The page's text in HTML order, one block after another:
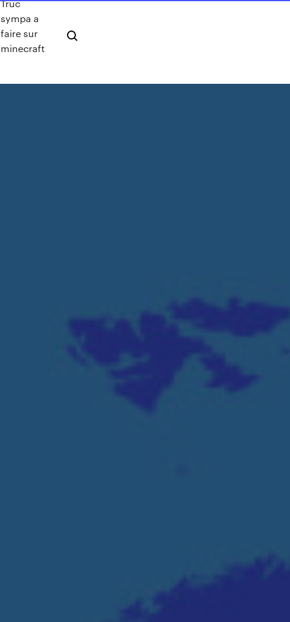
Truc
sympa a
faire sur
minecraft